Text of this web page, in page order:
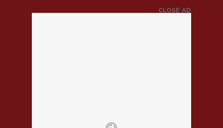
CLOSE AD